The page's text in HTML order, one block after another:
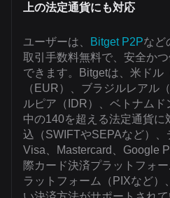
上の法定通貨にも対応
ユーザーは、 Bitget P2Pなど
取引手数料無料で、安全か
できます。Bitgetは、米ドル
（EUR）、ブラジルレアル
ルピア（IDR）、ベトナム
中の140を超える法定通貨に
込（SWIFTやSEPAなど）、
Visa、Mastercard、Google
際カード決済プラットフォ
ラットフォーム（PIXなど）